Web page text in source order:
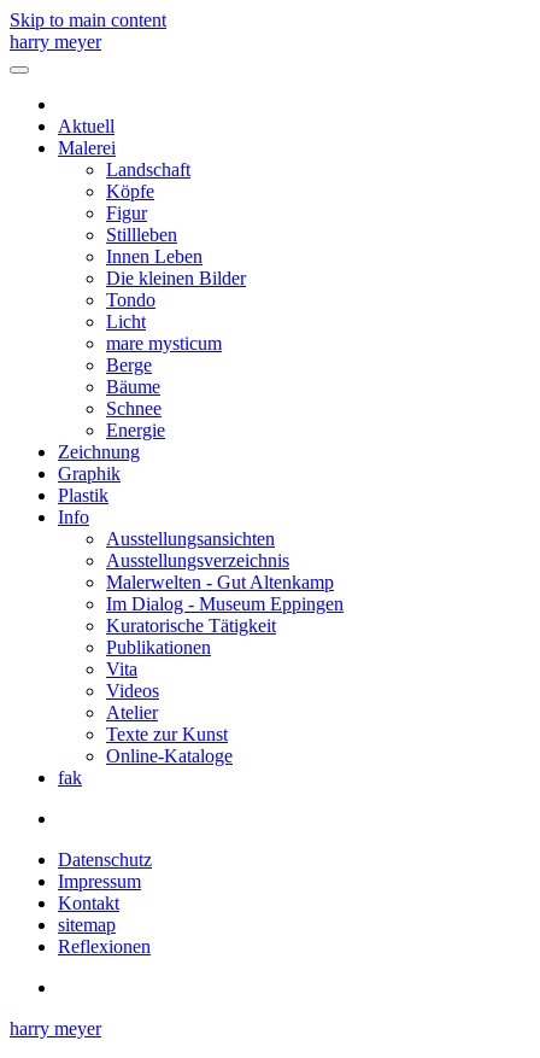
Skip to main content
harry meyer
Aktuell
Malerei
Landschaft
Köpfe
Figur
Stillleben
Innen Leben
Die kleinen Bilder
Tondo
Licht
mare mysticum
Berge
Bäume
Schnee
Energie
Zeichnung
Graphik
Plastik
Info
Ausstellungsansichten
Ausstellungsverzeichnis
Malerwelten - Gut Altenkamp
Im Dialog - Museum Eppingen
Kuratorische Tätigkeit
Publikationen
Vita
Videos
Atelier
Texte zur Kunst
Online-Kataloge
fak
Datenschutz
Impressum
Kontakt
sitemap
Reflexionen
harry meyer